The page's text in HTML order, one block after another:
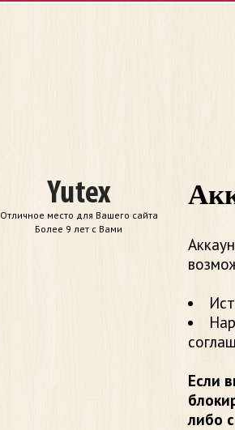
Отличное место для Вашего сайта
Более 9 лет с Вами
Если
либо